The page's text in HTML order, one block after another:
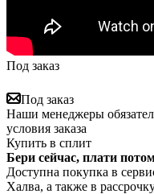
Под заказ
Под заказ
Наши менеджеры
условия заказа
Купить в сплит
Бери сейчас, плати
Доступна покупка в
Халва, а также в